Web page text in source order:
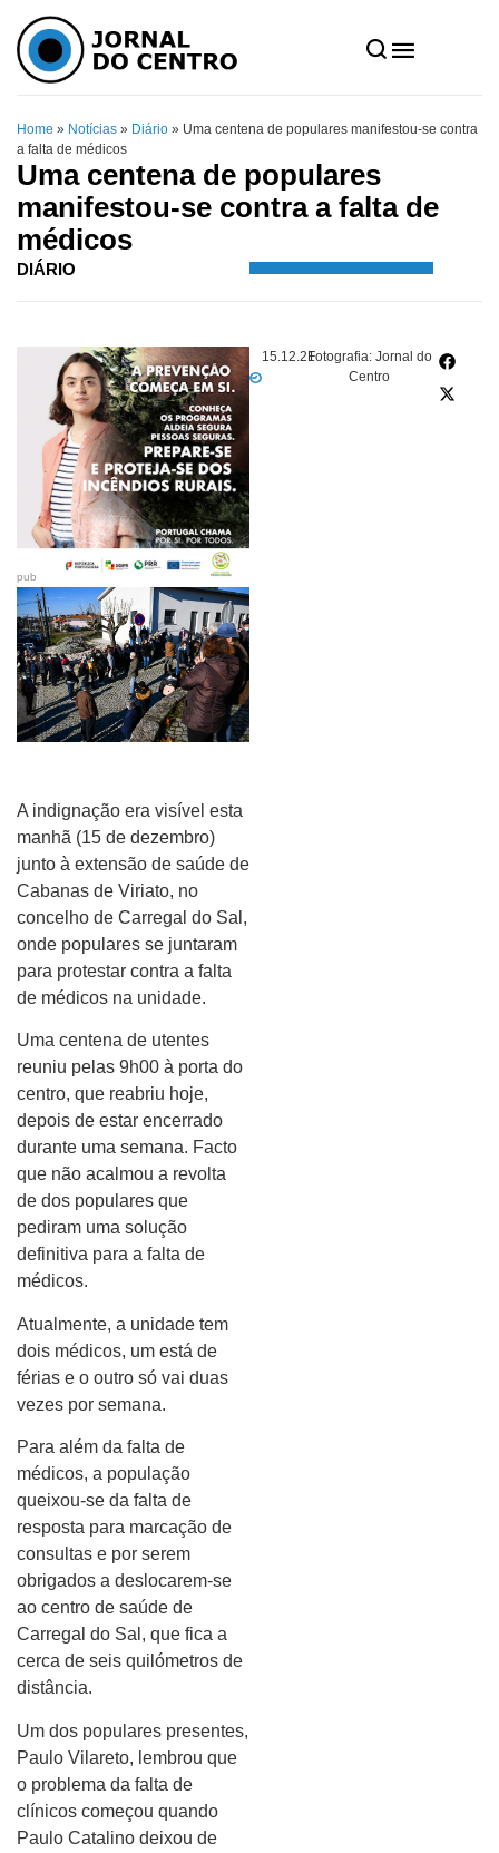
Home » Notícias » Diário » Uma centena de populares manifestou-se contra
a falta de médicos
Uma centena de populares
manifestou-se contra a falta de
médicos
DIÁRIO
15.12.21Fotografia: Jornal do
Centro
pub
A indignação era visível esta
manhã (15 de dezembro)
junto à extensão de saúde de
Cabanas de Viriato, no
concelho de Carregal do Sal,
onde populares se juntaram
para protestar contra a falta
de médicos na unidade.
Uma centena de utentes
reuniu pelas 9h00 à porta do
centro, que reabriu hoje,
depois de estar encerrado
durante uma semana. Facto
que não acalmou a revolta
de dos populares que
pediram uma solução
definitiva para a falta de
médicos.
Atualmente, a unidade tem
dois médicos, um está de
férias e o outro só vai duas
vezes por semana.
Para além da falta de
médicos, a população
queixou-se da falta de
resposta para marcação de
consultas e por serem
obrigados a deslocarem-se
ao centro de saúde de
Carregal do Sal, que fica a
cerca de seis quilómetros de
distância.
Um dos populares presentes,
Paulo Vilareto, lembrou que
o problema da falta de
clínicos começou quando
Paulo Catalino deixou de